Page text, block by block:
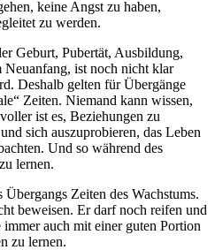
keine Angst zu haben,
zu werden.
Geburt, Pubertät, Ausbildung,
Neuanfang, ist noch nicht klar
Deshalb gelten für Übergänge
Zeiten. Niemand kann wissen,
ist es, Beziehungen zu
sich auszuprobieren, das Leben
Und so während des
lernen.
Zeiten des Wachstums.
beweisen. Er darf noch reifen und
auch mit einer guten Portion
zu lernen.